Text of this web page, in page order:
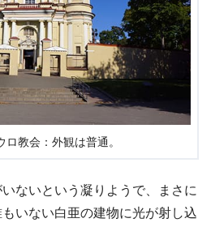
ロ教会：外観は普通。
ないという凝りようで、まさに
いない白亜の建物に光が射し込